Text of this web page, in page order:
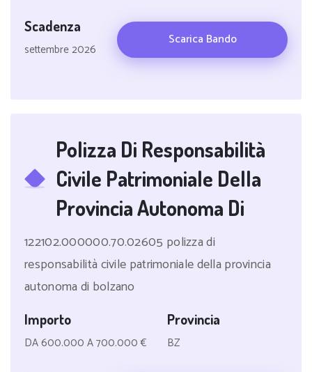
Scadenza
settembre 2026
Scarica Bando
Polizza Di Responsabilità
Civile Patrimoniale Della
Provincia Autonoma Di
122102.000000.70.02605 polizza di
responsabilità civile patrimoniale della provincia
autonoma di bolzano
Importo
DA 600.000 A 700.000 €
Provincia
BZ